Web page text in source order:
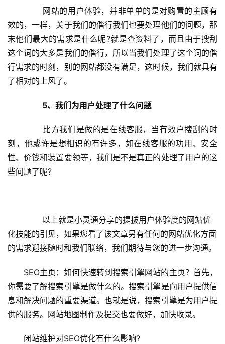
网站的用户体验，并非单单的是对购置的主顾有
效的，一样，关于我们的偕行我们也要处理他们的问题，那
末他们最大的需求是什么呢?就是查资料了，而且由于搜刮
这个词的大多是我们的偕行，所以当我们处理了这个词的偕
行需求的时刻，别的网站都没有满足，这时候，我们就具有
了相对的上风了。
5、我们为用户处理了什么问题
比方我们是做的是在线客服，当有效户搜刮的时
刻，他或许是想相识的有许多，如在线客服的功用、安全
性、价钱和装置要领等，我们是不是真正的处理了用户的这
些问题了呢?
以上就是小灵通分享的提拔用户体验度的网站优
化技能的引见，如果您看了该文章另有任何的网站优化方面
的需求迎接随时和我们联络，我们期待与您的进一步沟通。
SEO主页：如何快速转到搜索引擎网站的主页？首先，
你需要了解搜索引擎是做什么的。搜索引擎是向用户提供信
息和解决问题的重要渠道。也就是说，搜索引擎是为用户提
供的服务。网站地图制作及提交也要做好，加快收录。
闭站维护对SEO优化有什么影响?